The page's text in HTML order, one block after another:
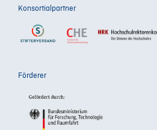
Konsortialpartner
Förderer